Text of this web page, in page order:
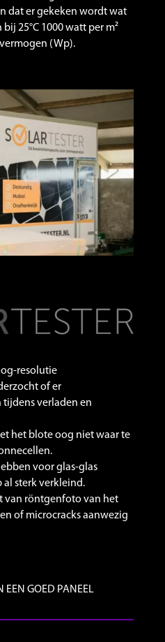
dat er gekeken wordt wat
25°C 1000 watt per m²
(Wp).
resolutie
of er
tijdens verladen en
het blote oog niet waar te
voor glas-glas
al sterk verkleind.
van röntgenfoto van het
of microcracks aanwezig
EEN GOED PANEEL